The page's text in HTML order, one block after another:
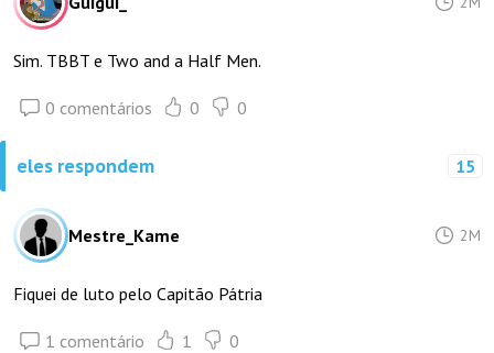
Sim. TBBT e Two and a Half Men.
0 comentários 0 0
eles respondem 15
Mestre_Kame 2M
Fiquei de luto pelo Capitão Pátria
1 comentário 1 0